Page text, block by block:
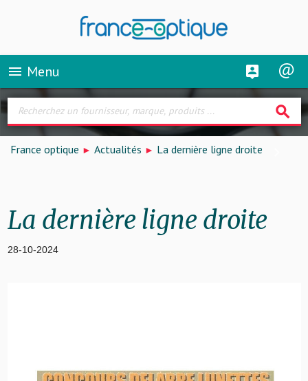
menu Menu
search
France optique Actualités La dernière ligne droite
La dernière ligne droite
28-10-2024